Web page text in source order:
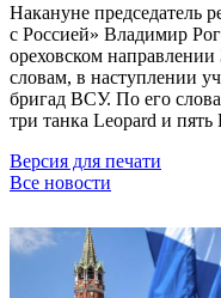
Накануне председатель
с Россией» Владимир
ореховском
словам, в наступлении
бригад ВСУ. По его
три танка Leopard и
Версия для печати
Все новости